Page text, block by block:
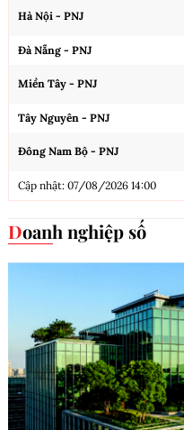
Hà Nội - PNJ
Đà Nẵng - PNJ
Miền Tây - PNJ
Tây Nguyên - PNJ
Đông Nam Bộ - PNJ
Cập nhật: 07/08/2026 14:00
Doanh nghiệp số